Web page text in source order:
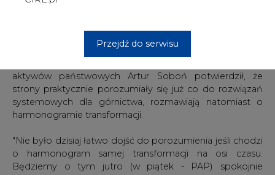
strony praktycznie porozumiały się już co do rozwiązań
systemowych dla górnictwa, rozmawiają natomiast o
"Nie było dzisiaj łatwo dojść do porozumienia jeśli chodzi
o harmonogram samej transformacji na osi czasu.
Będziemy o tym jutro (w piątek - PAP) spokojnie
już kompleksowego porozumienia" - powiedział po
zakończonych w nocy z czwartku na piątek rozmowach
wiceminister Soboń, który jest także pełnomocnikiem